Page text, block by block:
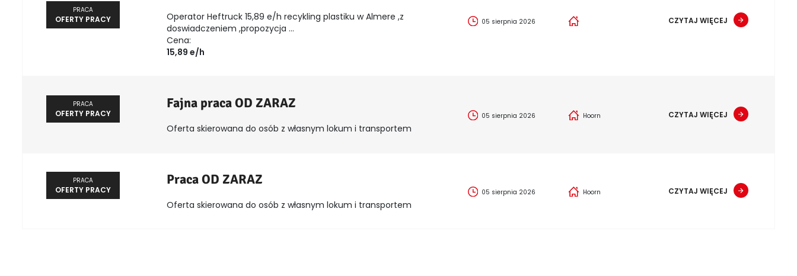
PRACA
OFERTY PRACY
Operator Heftruck 15,89 e/h recykling plastiku w Almere ,z
doswiadczeniem ,propozycja ...
Cena:
15,89 e/h
05 sierpnia 2026 CZYTAJ WIĘCEJ
PRACA
OFERTY PRACY
Fajna praca OD ZARAZ
Oferta skierowana do osób z własnym lokum i transportem
05 sierpnia 2026 Hoorn CZYTAJ WIĘCEJ
PRACA
OFERTY PRACY
Praca OD ZARAZ
Oferta skierowana do osób z własnym lokum i transportem
05 sierpnia 2026 Hoorn CZYTAJ WIĘCEJ